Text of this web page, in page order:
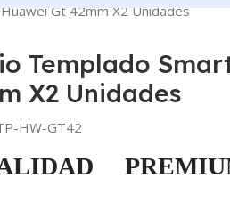
Gt 42mm X2 Unidades
Templado
X2 Unidades
HW-GT42